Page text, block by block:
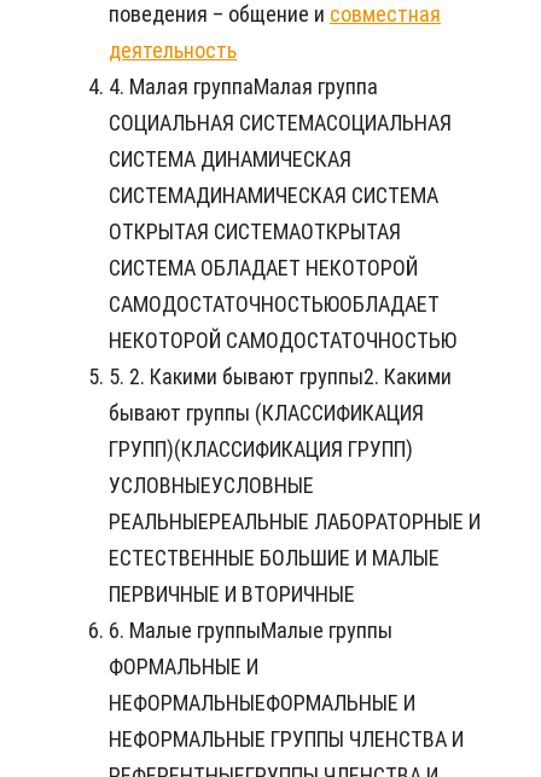
поведения – общение и совместная
деятельность
4. Малая группаМалая группа
СОЦИАЛЬНАЯ СИСТЕМАСОЦИАЛЬНАЯ
СИСТЕМА ДИНАМИЧЕСКАЯ
СИСТЕМАДИНАМИЧЕСКАЯ СИСТЕМА
ОТКРЫТАЯ СИСТЕМАОТКРЫТАЯ
СИСТЕМА ОБЛАДАЕТ НЕКОТОРОЙ
САМОДОСТАТОЧНОСТЬЮОБЛАДАЕТ
НЕКОТОРОЙ САМОДОСТАТОЧНОСТЬЮ
5. 2. Какими бывают группы2. Какими
бывают группы (КЛАССИФИКАЦИЯ
ГРУПП)(КЛАССИФИКАЦИЯ ГРУПП)
УСЛОВНЫЕУСЛОВНЫЕ
РЕАЛЬНЫЕРЕАЛЬНЫЕ ЛАБОРАТОРНЫЕ И
ЕСТЕСТВЕННЫЕ БОЛЬШИЕ И МАЛЫЕ
ПЕРВИЧНЫЕ И ВТОРИЧНЫЕ
6. Малые группыМалые группы
ФОРМАЛЬНЫЕ И
НЕФОРМАЛЬНЫЕФОРМАЛЬНЫЕ И
НЕФОРМАЛЬНЫЕ ГРУППЫ ЧЛЕНСТВА И